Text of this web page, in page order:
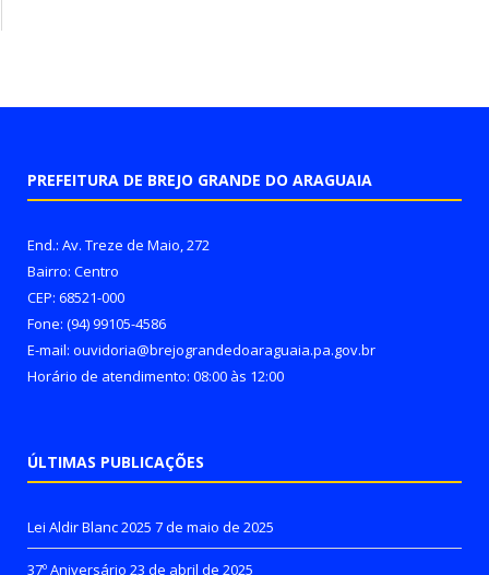
PREFEITURA DE BREJO GRANDE DO ARAGUAIA
End.: Av. Treze de Maio, 272
Bairro: Centro
CEP: 68521-000
Fone: (94) 99105-4586
E-mail: ouvidoria@brejograndedoaraguaia.pa.gov.br
Horário de atendimento: 08:00 às 12:00
ÚLTIMAS PUBLICAÇÕES
Lei Aldir Blanc 2025 7 de maio de 2025
37º Aniversário 23 de abril de 2025